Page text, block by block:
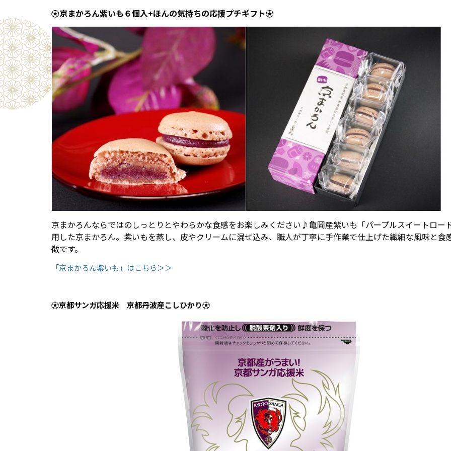
⚽京まかろん紫いも６個入+ほんの気持ちの応援プチギフト⚽
京まかろんならではのしっとりとやわらかな食感をお楽しみください♪亀岡産紫いも「パープルスイートロー
用した京まかろん。紫いもを蒸し、皮やクリームに混ぜ込み、職人が丁寧に手作業で仕上げた繊細な風味と食
徴です。
「京まかろん紫いも」はこちら＞＞
⚽京都サンガ応援米 京都丹波産こしひかり⚽